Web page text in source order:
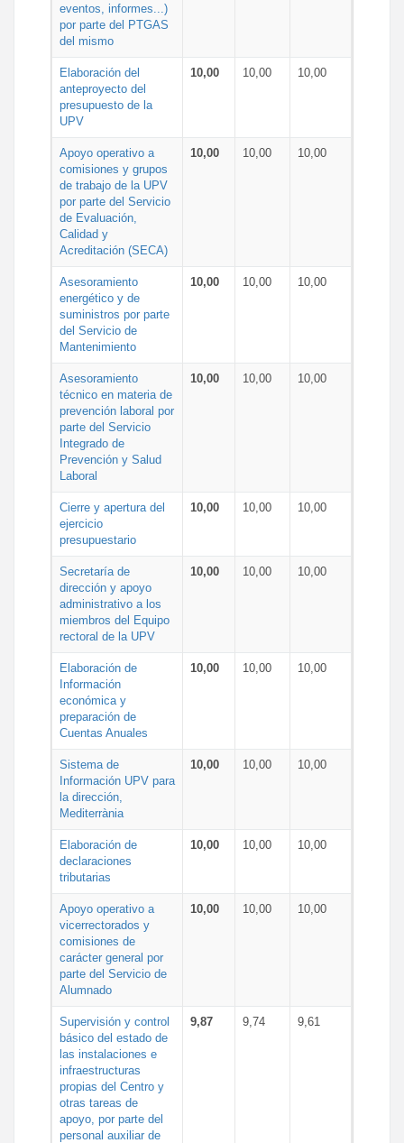
eventos, informes...)
por parte del PTGAS
del mismo
Elaboración del
anteproyecto del
presupuesto de la
UPV
10,00 10,00 10,00
Apoyo operativo a
comisiones y grupos
de trabajo de la UPV
por parte del Servicio
de Evaluación,
Calidad y
Acreditación (SECA)
10,00 10,00 10,00
Asesoramiento
energético y de
suministros por parte
del Servicio de
Mantenimiento
10,00 10,00 10,00
Asesoramiento
técnico en materia de
prevención laboral por
parte del Servicio
Integrado de
Prevención y Salud
Laboral
10,00 10,00 10,00
Cierre y apertura del
ejercicio
presupuestario
10,00 10,00 10,00
Secretaría de
dirección y apoyo
administrativo a los
miembros del Equipo
rectoral de la UPV
10,00 10,00 10,00
Elaboración de
Información
económica y
preparación de
Cuentas Anuales
10,00 10,00 10,00
Sistema de
Información UPV para
la dirección,
Mediterrània
10,00 10,00 10,00
Elaboración de
declaraciones
tributarias
10,00 10,00 10,00
Apoyo operativo a
vicerrectorados y
comisiones de
carácter general por
parte del Servicio de
Alumnado
10,00 10,00 10,00
Supervisión y control
básico del estado de
las instalaciones e
infraestructuras
propias del Centro y
otras tareas de
apoyo, por parte del
personal auxiliar de
9,87 9,74 9,61